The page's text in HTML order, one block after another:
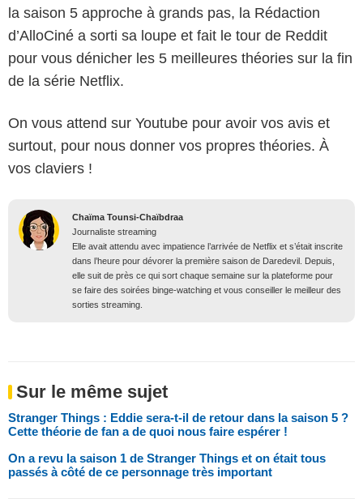
la saison 5 approche à grands pas, la Rédaction
d’AlloCiné a sorti sa loupe et fait le tour de Reddit
pour vous dénicher les 5 meilleures théories sur la fin
de la série Netflix.
On vous attend sur Youtube pour avoir vos avis et
surtout, pour nous donner vos propres théories. À
vos claviers !
Chaïma Tounsi-Chaïbdraa
Journaliste streaming
Elle avait attendu avec impatience l’arrivée de Netflix et s’était inscrite
dans l’heure pour dévorer la première saison de Daredevil. Depuis,
elle suit de près ce qui sort chaque semaine sur la plateforme pour
se faire des soirées binge-watching et vous conseiller le meilleur des
sorties streaming.
Sur le même sujet
Stranger Things : Eddie sera-t-il de retour dans la saison 5 ?
Cette théorie de fan a de quoi nous faire espérer !
On a revu la saison 1 de Stranger Things et on était tous
passés à côté de ce personnage très important